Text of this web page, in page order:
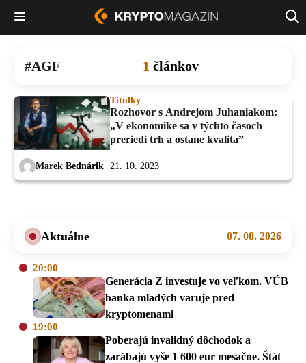
AGF 1 článkov
Titulky
Rozhovor s Andrejom Juhaniakom:
„V ekonomike sa v týchto časoch
preriedi trh a ostane kvalita”
Marek Bednárik 21. 10. 2023
Aktuálne 07. 08. 2026
20:00
Generácia Z investuje vo veľkom. VÚB
banka mladých varuje pred
kryptomenami
19:00
Poberajú invalidný dôchodok a
zarábajú vyše 1 600 eur mesačne. Štát